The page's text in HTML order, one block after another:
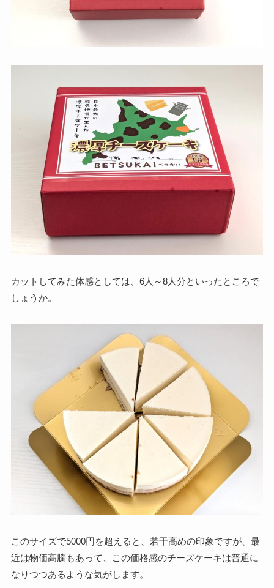
カットしてみた体感としては、6人～8人分といったところで
しょうか。
このサイズで5000円を超えると、若干高めの印象ですが、最
近は物価高騰もあって、この価格感のチーズケーキは普通に
なりつつあるような気がします。